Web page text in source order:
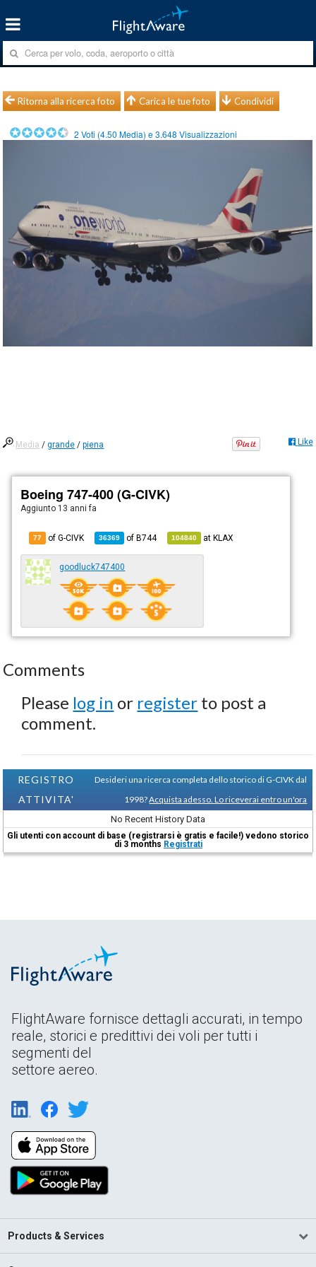
Ritorna alla ricerca foto Carica le tue foto Condividi
2 Voti (4.50 Media) e3.648 Visualizzazioni
Media /grande /piena Like
Boeing 747-400 (G-CIVK)
Aggiunto 13 anni fa
77 of G-CIVK 36369 ofB744 104840 atKLAX
goodluck747400
Comments
Please log in or register to post a
comment.
REGISTRO
ATTIVITA'
Desideri una ricerca completa dello storico di G-CIVK dal
1998?Acquista adesso. Lo riceverai entro un'ora
No Recent History Data
Gli utenti con account di base (registrarsi è gratis e facile!) vedono storico
di 3 months Registrati
FlightAware fornisce dettagli accurati, in tempo
reale, storici e predittivi dei voli per tutti i
segmenti del
settore aereo.
Products & Services